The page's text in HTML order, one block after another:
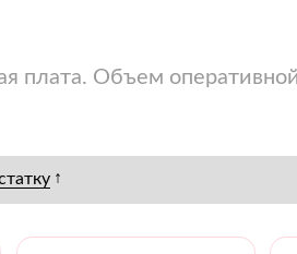
плата. Объем
↑